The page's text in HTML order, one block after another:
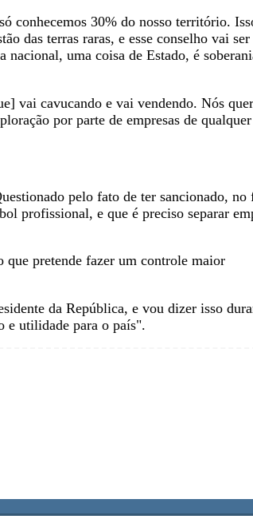
conhecemos 30% do nosso território.
das terras raras, e esse conselho vai ser
nacional, uma coisa de Estado, é
vai cavucando e vai vendendo. Nós
por parte de empresas de
pelo fato de ter sancionado, no
profissional, e que é preciso separar
que pretende fazer um controle maior
da República, e vou dizer isso
e utilidade para o país".